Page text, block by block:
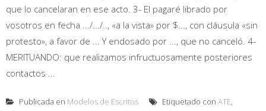
que lo cancelaran en ese acto. 3- El pagaré librado por
vosotros en fecha .../.../.., «a la vista» por $..., con cláusula «sin
protesto», a favor de ... Y endosado por ..., que no canceló. 4-
MERITUANDO: que realizamos infructuosamente posteriores
contactos ...
Publicada en Modelos de Escritos Etiquetado con ATE,